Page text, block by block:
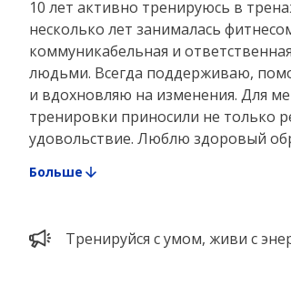
10 лет активно тренируюсь в
несколько лет занималась
коммуникабельная и
людьми. Всегда поддерживаю,
и вдохновляю на изменения. Для
тренировки приносили не только
удовольствие. Люблю здоровый
Больше
Тренируйся с умом, живи с